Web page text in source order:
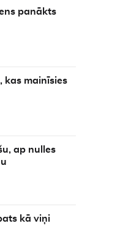
panākts
kas mainīsies
ap nulles
kā viņi